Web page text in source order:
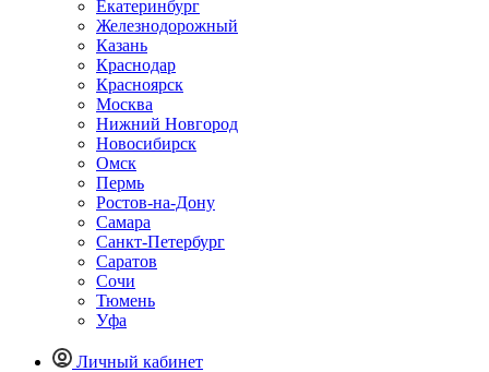
Екатеринбург
Железнодорожный
Казань
Краснодар
Красноярск
Москва
Нижний Новгород
Новосибирск
Омск
Пермь
Ростов-на-Дону
Самара
Санкт-Петербург
Саратов
Сочи
Тюмень
Уфа
Личный кабинет